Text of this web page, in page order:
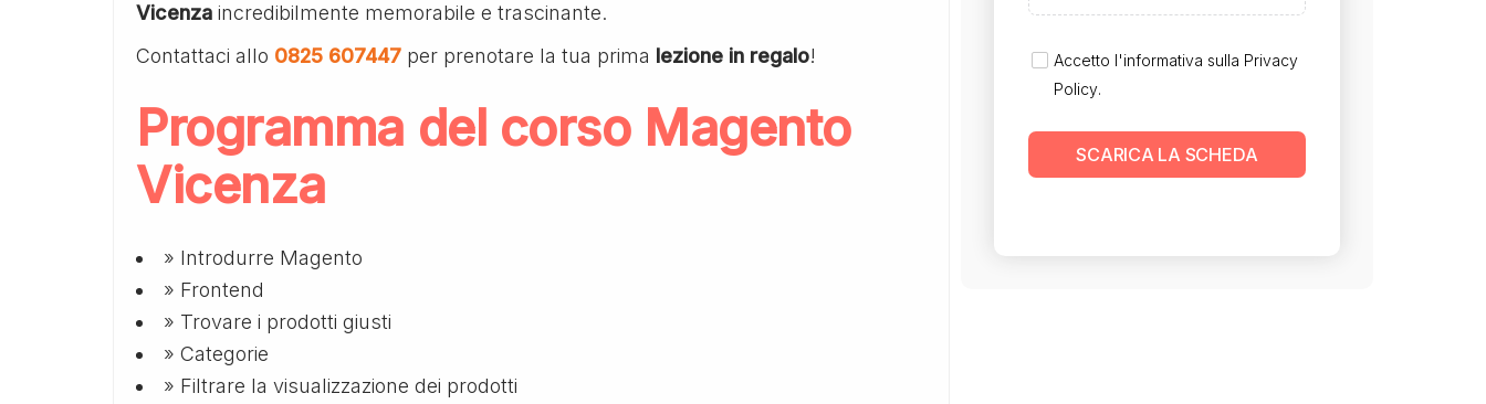
Vicenza incredibilmente memorabile e trascinante.
Contattaci allo 0825 607447 per prenotare la tua prima lezione in regalo!
Programma del corso Magento
Vicenza
» Introdurre Magento
» Frontend
» Trovare i prodotti giusti
» Categorie
» Filtrare la visualizzazione dei prodotti
Accetto l'informativa sulla Privacy
Policy.
SCARICA LA SCHEDA